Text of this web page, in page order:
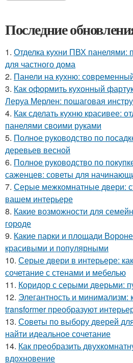
Последние
1. Отделка кухни ПВХ панелями:
для частного дома
2. Панели на кухню:
3. Как оформить кухонный
Леруа Мерлен: пошаговая
4. Как сделать кухню красивее:
панелями своими руками
5. Полное руководство по
деревьев весной
6. Полное руководство по
саженцев: советы для
7. Серые межкомнатные двери:
вашем интерьере
8. Какие возможности для
городе
9. Какие парки и площади
красивыми и популярными
10. Серые двери в интерьере:
сочетание с стенами и мебелью
11. Коридор с серыми дверьми:
12. Элегантность и минимализм:
transformer преобразуют
13. Советы по выбору дверей
найти идеальное сочетание
14. Как преобразить
вдохновение